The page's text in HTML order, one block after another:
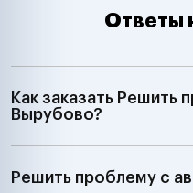
Ответы
Как заказать Решить
Вырубово?
Решить проблему с